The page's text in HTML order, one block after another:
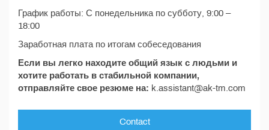
График работы: С понедельника по субботу, 9:00 –
18:00
Заработная плата по итогам собеседования
Если вы легко находите общий язык с людьми и
хотите работать в стабильной компании,
отправляйте свое резюме на: k.assistant@ak-tm.com
Contact